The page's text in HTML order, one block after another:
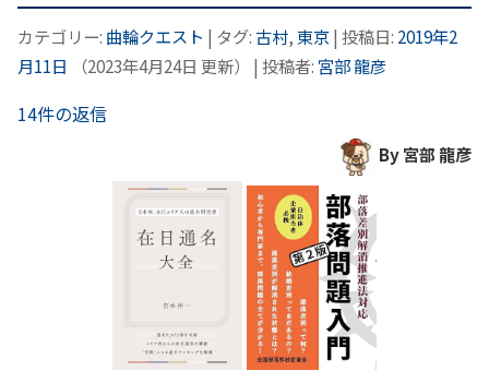
カテゴリー: 曲輪クエスト | タグ:古村,東京| 投稿日: 2019年2
月11日
（2023年4月24日 更新） | 投稿者: 宮部 龍彦
14件の返信
By 宮部 龍彦